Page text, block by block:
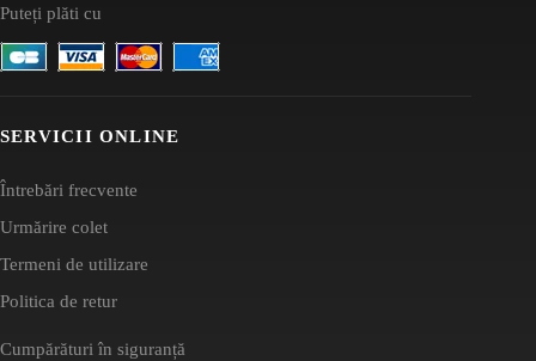
Puteți plăti cu
SERVICII ONLINE
Întrebări frecvente
Urmărire colet
Termeni de utilizare
Politica de retur
Cumpărături în siguranță